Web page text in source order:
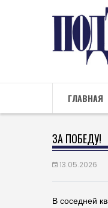
ГЛАВНАЯ
ЗА ПОБЕДУ!
13.05.2026
В соседней